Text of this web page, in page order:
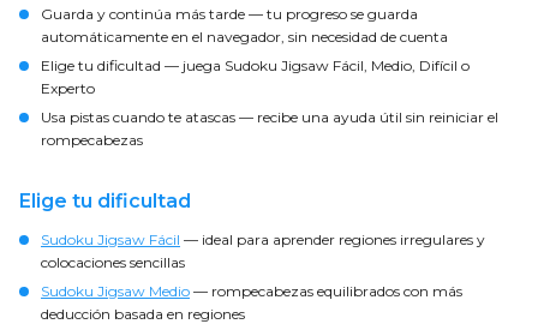
Guarda y continúa más tarde — tu progreso se guarda
automáticamente en el navegador, sin necesidad de cuenta
Elige tu dificultad — juega Sudoku Jigsaw Fácil, Medio, Difícil o
Experto
Usa pistas cuando te atascas — recibe una ayuda útil sin reiniciar el
rompecabezas
Elige tu dificultad
Sudoku Jigsaw Fácil — ideal para aprender regiones irregulares y
colocaciones sencillas
Sudoku Jigsaw Medio — rompecabezas equilibrados con más
deducción basada en regiones